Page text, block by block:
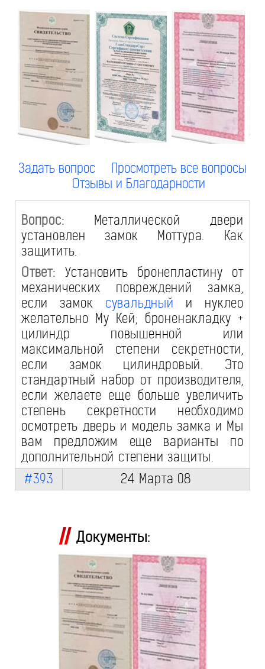
Задать вопрос
Просмотреть все вопросы
Отзывы и Благодарности
Вопрос: Металлической двери
установлен замок Моттура. Как
защитить.
Ответ: Установить бронепластину от
механических повреждений замка,
если замок сувальдный и нуклео
желательно Му Кей; броненакладку +
цилиндр повышенной или
максимальной степени секретности,
если замок цилиндровый. Это
стандартный набор от производителя,
если желаете еще больше увеличить
степень секретности необходимо
осмотреть дверь и модель замка и Мы
вам предложим еще варианты по
дополнительной степени защиты.
#393
24 Марта 08
Документы: